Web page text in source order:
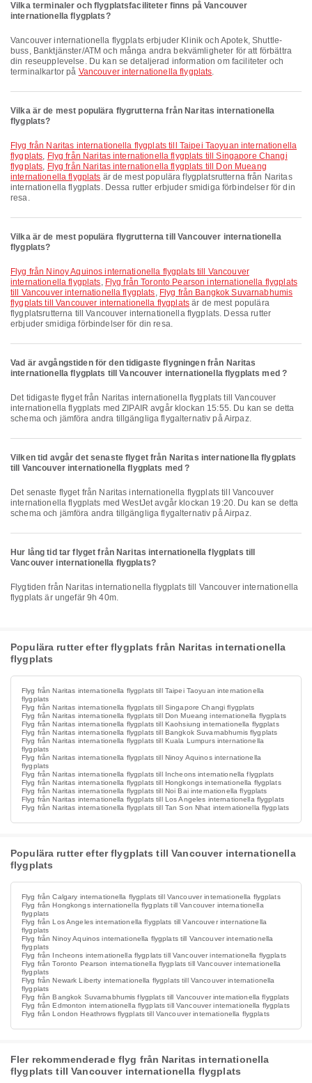
Vilka terminaler och flygplatsfaciliteter finns på Vancouver
internationella flygplats?
Vancouver internationella flygplats erbjuder Klinik och Apotek, Shuttle-
buss, Banktjänster/ATM och många andra bekvämligheter för att förbättra
din reseupplevelse. Du kan se detaljerad information om faciliteter och
terminalkartor på Vancouver internationella flygplats.
Vilka är de mest populära flygrutterna från Naritas internationella
flygplats?
Flyg från Naritas internationella flygplats till Taipei Taoyuan internationella
flygplats, Flyg från Naritas internationella flygplats till Singapore Changi
flygplats, Flyg från Naritas internationella flygplats till Don Mueang
internationella flygplats är de mest populära flygplatsrutterna från Naritas
internationella flygplats. Dessa rutter erbjuder smidiga förbindelser för din
resa.
Vilka är de mest populära flygrutterna till Vancouver internationella
flygplats?
Flyg från Ninoy Aquinos internationella flygplats till Vancouver
internationella flygplats, Flyg från Toronto Pearson internationella flygplats
till Vancouver internationella flygplats, Flyg från Bangkok Suvarnabhumis
flygplats till Vancouver internationella flygplats är de mest populära
flygplatsrutterna till Vancouver internationella flygplats. Dessa rutter
erbjuder smidiga förbindelser för din resa.
Vad är avgångstiden för den tidigaste flygningen från Naritas
internationella flygplats till Vancouver internationella flygplats med ?
Det tidigaste flyget från Naritas internationella flygplats till Vancouver
internationella flygplats med ZIPAIR avgår klockan 15:55. Du kan se detta
schema och jämföra andra tillgängliga flygalternativ på Airpaz.
Vilken tid avgår det senaste flyget från Naritas internationella flygplats
till Vancouver internationella flygplats med ?
Det senaste flyget från Naritas internationella flygplats till Vancouver
internationella flygplats med WestJet avgår klockan 19:20. Du kan se detta
schema och jämföra andra tillgängliga flygalternativ på Airpaz.
Hur lång tid tar flyget från Naritas internationella flygplats till
Vancouver internationella flygplats?
Flygtiden från Naritas internationella flygplats till Vancouver internationella
flygplats är ungefär 9h 40m.
Populära rutter efter flygplats från Naritas internationella
flygplats
Flyg från Naritas internationella flygplats till Taipei Taoyuan internationella
flygplats
Flyg från Naritas internationella flygplats till Singapore Changi flygplats
Flyg från Naritas internationella flygplats till Don Mueang internationella flygplats
Flyg från Naritas internationella flygplats till Kaohsiung internationella flygplats
Flyg från Naritas internationella flygplats till Bangkok Suvarnabhumis flygplats
Flyg från Naritas internationella flygplats till Kuala Lumpurs internationella
flygplats
Flyg från Naritas internationella flygplats till Ninoy Aquinos internationella
flygplats
Flyg från Naritas internationella flygplats till Incheons internationella flygplats
Flyg från Naritas internationella flygplats till Hongkongs internationella flygplats
Flyg från Naritas internationella flygplats till Noi Bai internationella flygplats
Flyg från Naritas internationella flygplats till Los Angeles internationella flygplats
Flyg från Naritas internationella flygplats till Tan Son Nhat internationella flygplats
Populära rutter efter flygplats till Vancouver internationella
flygplats
Flyg från Calgary internationella flygplats till Vancouver internationella flygplats
Flyg från Hongkongs internationella flygplats till Vancouver internationella
flygplats
Flyg från Los Angeles internationella flygplats till Vancouver internationella
flygplats
Flyg från Ninoy Aquinos internationella flygplats till Vancouver internationella
flygplats
Flyg från Incheons internationella flygplats till Vancouver internationella flygplats
Flyg från Toronto Pearson internationella flygplats till Vancouver internationella
flygplats
Flyg från Newark Liberty internationella flygplats till Vancouver internationella
flygplats
Flyg från Bangkok Suvarnabhumis flygplats till Vancouver internationella flygplats
Flyg från Edmonton internationella flygplats till Vancouver internationella flygplats
Flyg från London Heathrows flygplats till Vancouver internationella flygplats
Fler rekommenderade flyg från Naritas internationella
flygplats till Vancouver internationella flygplats